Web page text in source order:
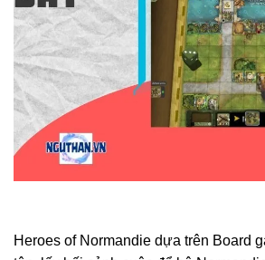
Heroes of Normandie dựa trên Board